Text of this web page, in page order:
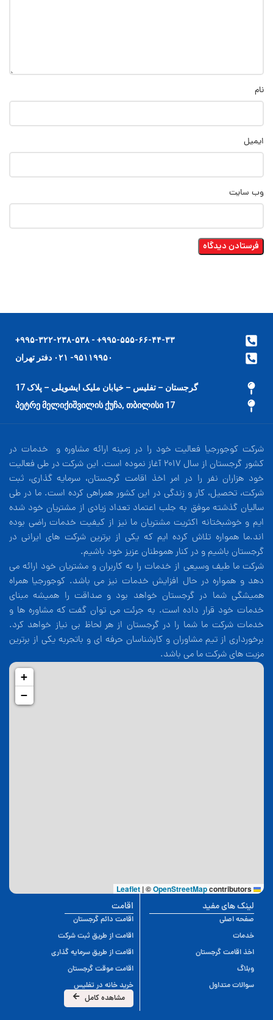
نام
ایمیل
وب‌ سایت
۹۹۵-۵۵۵-۶۶-۴۴-۳۳+ - ۹۹۵-۳۲۲-۲۳۸-۵۳۸+
۹۵۱۱۹۹۵۰- ۰۲۱ دفتر تهران
گرجستان – تفلیس – خیابان ملیک ایشویلی – پلاک 17
17 პეტრე მელიქიშვილის ქუჩა, თბილისი
شرکت کوجورجیا فعالیت خود را در زمینه ارائه مشاوره و خدمات در
کشور گرجستان از سال 2017 آغاز نموده است. این شرکت در طی فعالیت
خود هزاران نفر را در امر اخذ اقامت گرجستان، سرمایه گذاری، ثبت
شرکت، تحصیل، کار و زندگی در این کشور همراهی کرده است. ما در طی
سالیان گذشته موفق به جلب اعتماد تعداد زیادی از مشتریان خود شده
ایم و خوشبختانه اکثریت مشتریان ما نیز از کیفیت خدمات راضی بوده
اند.ما همواره تلاش کرده ایم که یکی از برترین شرکت های ایرانی در
گرجستان باشیم و در کنار هموطنان عزیز خود باشیم.
شرکت ما طیف وسیعی از خدمات را به کاربران و مشتریان خود ارائه می
دهد و همواره در حال افزایش خدمات نیز می باشد. کوجورجیا همراه
همیشگی شما در گرجستان خواهد بود و صداقت را همیشه مبنای
خدمات خود قرار داده است. به جرئت می توان گفت که مشاوره ها و
خدمات شرکت ما شما را در گرجستان از هر لحاظ بی نیاز خواهد کرد.
برخورداری از تیم مشاوران و کارشناسان حرفه ای و باتجربه یکی از برترین
مزیت های شرکت ما می باشد.
+
−
Leaflet
|©OpenStreetMapcontributors
اقامت
اقامت دائم گرجستان
اقامت از طریق ثبت شرکت
اقامت از طریق سرمایه گذاری
اقامت موقت گرجستان
خرید خانه در تفلیس
مشاهده کامل
لینک های مفید
صفحه اصلی
خدمات
اخذ اقامت گرجستان
وبلاگ
سوالات متداول